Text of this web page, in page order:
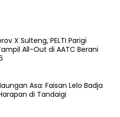
X Sulteng, PELTI Parigi
All-Out di AATC Berani
Asa: Faisan Lelo Badja
di Tandaigi